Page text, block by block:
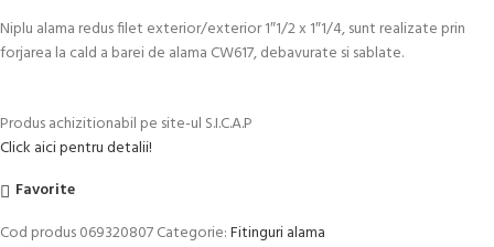
Niplu alama redus filet exterior/exterior 1″1/2 x 1″1/4, sunt realizate prin
forjarea la cald a barei de alama CW617, debavurate si sablate.
Produs achizitionabil pe site-ul S.I.C.A.P
Click aici pentru detalii!
Favorite
Cod produs069320807Categorie:Fitinguri alama